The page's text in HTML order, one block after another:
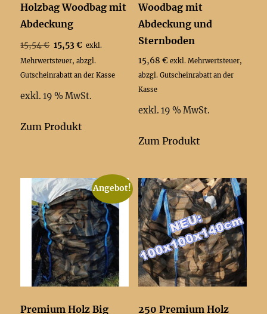
Holzbag Woodbag mit
Abdeckung
15,54€ Ursprünglicher
Preis
war:
15,53€ Aktueller
Preis
ist:
exkl.
Mehrwertsteuer, abzgl.
Gutscheinrabatt an der Kasse
exkl. 19 % MwSt.
Zum Produkt
Woodbag mit
Abdeckung und
Sternboden
15,68 € exkl. Mehrwertsteuer,
abzgl. Gutscheinrabatt an der
Kasse
exkl. 19 % MwSt.
Zum Produkt
Angebot!
Premium Holz Big 250 Premium Holz